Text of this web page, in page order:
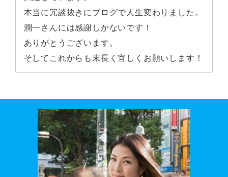
本当に冗談抜きにブログで人生変わりました。
潤一さんには感謝しかないです！
ありがとうございます。
そしてこれからも末長く宜しくお願いします！